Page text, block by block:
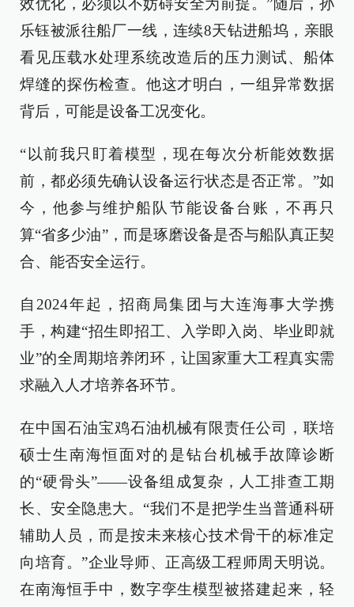
效优化，必须以不妨碍安全为前提。”随后，孙
乐钰被派往船厂一线，连续8天钻进船坞，亲眼
看见压载水处理系统改造后的压力测试、船体
焊缝的探伤检查。他这才明白，一组异常数据
背后，可能是设备工况变化。
“以前我只盯着模型，现在每次分析能效数据
前，都必须先确认设备运行状态是否正常。”如
今，他参与维护船队节能设备台账，不再只
算“省多少油”，而是琢磨设备是否与船队真正契
合、能否安全运行。
自2024年起，招商局集团与大连海事大学携
手，构建“招生即招工、入学即入岗、毕业即就
业”的全周期培养闭环，让国家重大工程真实需
求融入人才培养各环节。
在中国石油宝鸡石油机械有限责任公司，联培
硕士生南海恒面对的是钻台机械手故障诊断
的“硬骨头”——设备组成复杂，人工排查工期
长、安全隐患大。“我们不是把学生当普通科研
辅助人员，而是按未来核心技术骨干的标准定
向培育。”企业导师、正高级工程师周天明说。
在南海恒手中，数字孪生模型被搭建起来，轻